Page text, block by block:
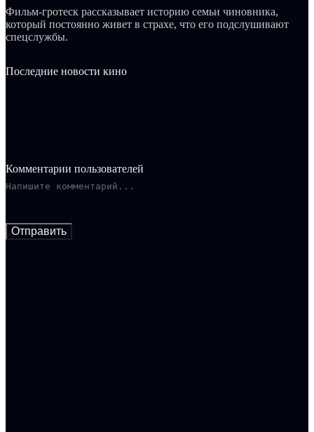
Фильм-гротеск рассказывает историю семьи чиновника,
который постоянно живет в страхе, что его подслушивают
спецслужбы.
Последние новости кино
Комментарии пользователей
Отправить